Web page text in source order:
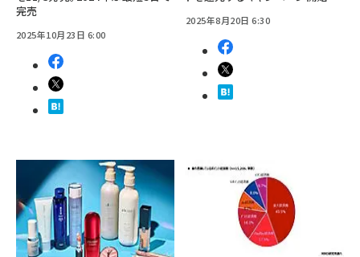
完売
2025年10月23日 6:00
2025年8月20日 6:30